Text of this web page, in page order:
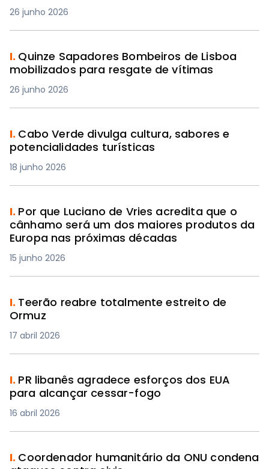
26 junho 2026
I. Quinze Sapadores Bombeiros de Lisboa
mobilizados para resgate de vítimas
26 junho 2026
I. Cabo Verde divulga cultura, sabores e
potencialidades turísticas
18 junho 2026
I. Por que Luciano de Vries acredita que o
cânhamo será um dos maiores produtos da
Europa nas próximas décadas
15 junho 2026
I. Teerão reabre totalmente estreito de
Ormuz
17 abril 2026
I. PR libanês agradece esforços dos EUA
para alcançar cessar-fogo
16 abril 2026
I. Coordenador humanitário da ONU condena